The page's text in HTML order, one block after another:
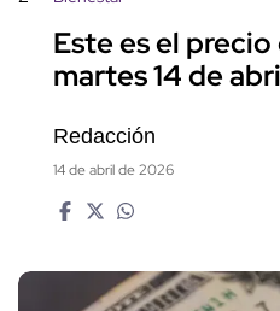
Este es el
martes 14 de
Redacción
14 de abril de 2026